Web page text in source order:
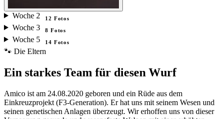
Woche 2 12 Fotos
Woche 3 8 Fotos
Woche 5 14 Fotos
🐾 Die Eltern
Ein starkes Team für diesen Wurf
Amico ist am 24.08.2020 geboren und ein Rüde aus dem
Einkreuzprojekt (F3-Generation). Er hat uns mit seinem Wesen und
seinen genetischen Anlagen überzeugt. Wir erhoffen uns von dieser